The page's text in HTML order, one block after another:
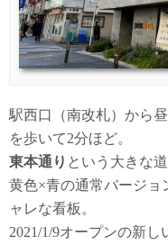
駅西口（南改札）から
を歩いて2分ほど。
東本通り という大きな
黄色×青の通常バージョ
ャレな看板。
2021/1/9オープンの新し